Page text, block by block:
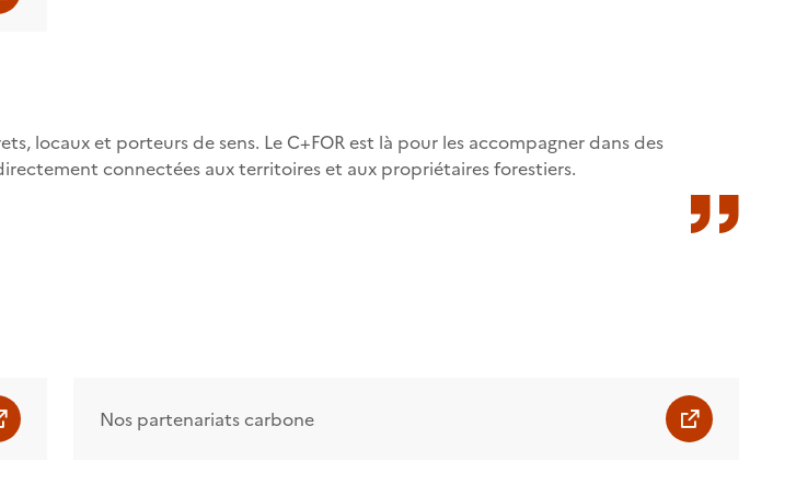
locaux et porteurs de sens. Le C+FOR est là pour les accompagner dans des
connectées aux territoires et aux propriétaires forestiers.
Nos partenariats carbone